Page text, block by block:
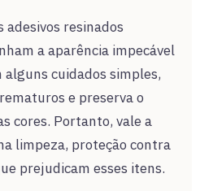
resinados
a aparência impecável
cuidados simples,
e preserva o
cores. Portanto, vale a
limpeza, proteção contra
prejudicam esses itens.